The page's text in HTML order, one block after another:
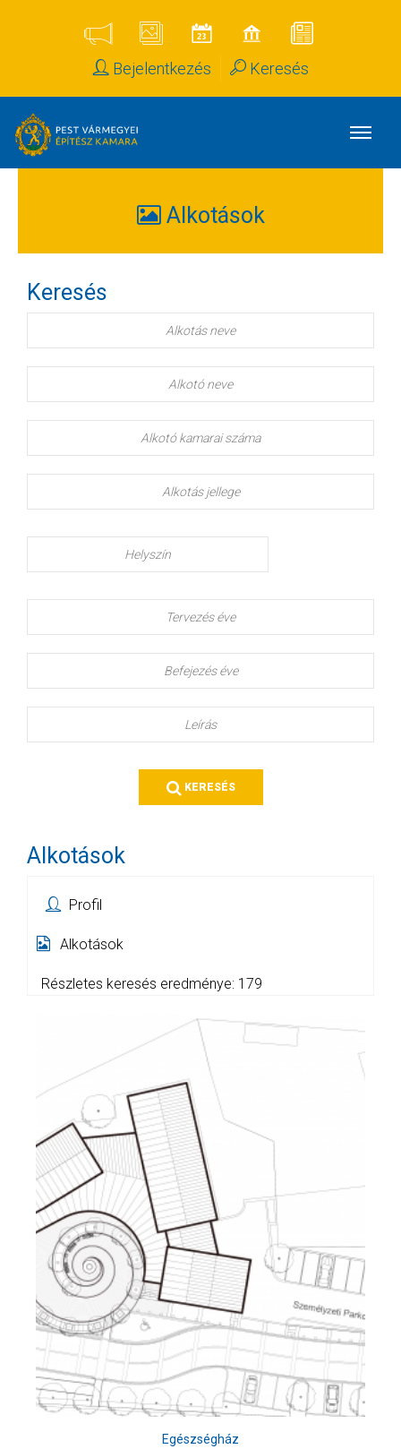
Bejelentkezés Keresés
Alkotások
Keresés
neve
neve
kamarai
száma
jellege
éve
éve
KERESÉS
Alkotások
Profil
Alkotások
Részletes keresés eredménye: 179
Egészségház